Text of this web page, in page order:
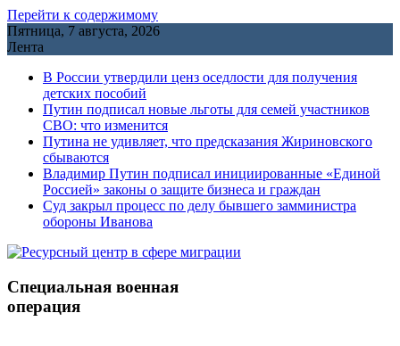
Перейти к содержимому
Пятница, 7 августа, 2026
Лента
В России утвердили ценз оседлости для получения
детских пособий
Путин подписал новые льготы для семей участников
СВО: что изменится
Путина не удивляет, что предсказания Жириновского
сбываются
Владимир Путин подписал инициированные «Единой
Россией» законы о защите бизнеса и граждан
Cуд закрыл процесс по делу бывшего замминистра
обороны Иванова
Специальная военная
операция